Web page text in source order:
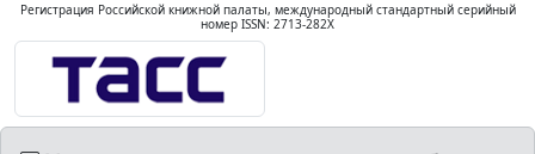
Регистрация Российской книжной палаты, международный стандартный серийный
номер ISSN: 2713-282X